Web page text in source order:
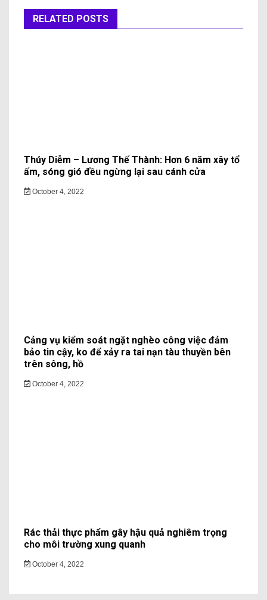
RELATED POSTS
Thúy Diễm – Lương Thế Thành: Hơn 6 năm xây tổ
ấm, sóng gió đều ngừng lại sau cánh cửa
October 4, 2022
Cảng vụ kiểm soát ngặt nghèo công việc đảm
bảo tin cậy, ko để xảy ra tai nạn tàu thuyền bên
trên sông, hồ
October 4, 2022
Rác thải thực phẩm gây hậu quả nghiêm trọng
cho môi trường xung quanh
October 4, 2022